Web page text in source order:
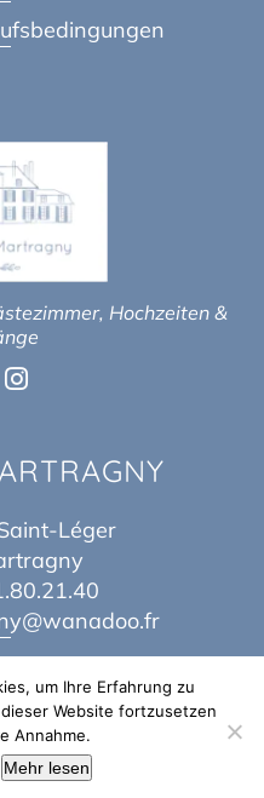
Hochzeiten &
Léger
Hinweise|Sitemap
um Ihre Erfahrung zu
Website fortzusetzen
Annahme.
Mehr lesen